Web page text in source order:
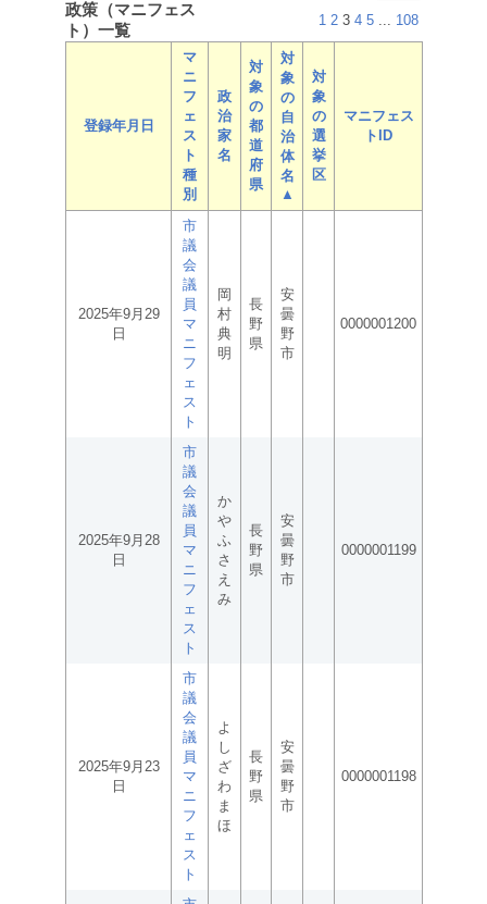
政策（マニフェス
ト）一覧
1 2 3 4 5 ... 108
登録年月日
マ
ニ
フ
ェ
ス
ト
種
別
政
治
家
名
対
象
の
都
道
府
県
対
象
の
自
治
体
名
▲
対
象
の
選
挙
区
マニフェス
トID
2025年9月29
日
市
議
会
議
員
マ
ニ
フ
ェ
ス
ト
岡
村
典
明
長
野
県
安
曇
野
市
0000001200
2025年9月28
日
市
議
会
議
員
マ
ニ
フ
ェ
ス
ト
か
や
ふ
さ
え
み
長
野
県
安
曇
野
市
0000001199
2025年9月23
日
市
議
会
議
員
マ
ニ
フ
ェ
ス
ト
よ
し
ざ
わ
ま
ほ
長
野
県
安
曇
野
市
0000001198